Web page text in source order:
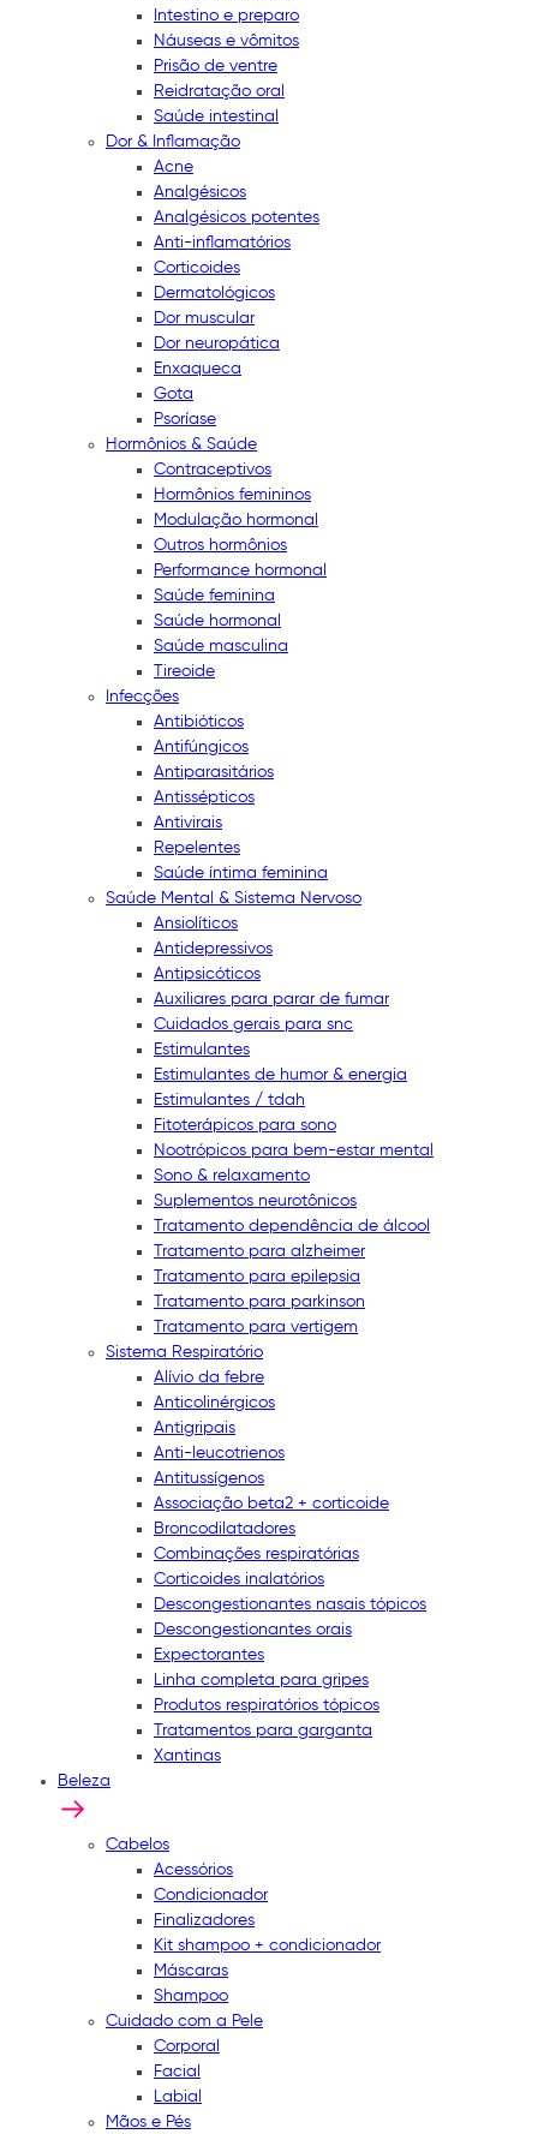
Intestino e preparo
Náuseas e vômitos
Prisão de ventre
Reidratação oral
Saúde intestinal
Dor & Inflamação
Acne
Analgésicos
Analgésicos potentes
Anti-inflamatórios
Corticoides
Dermatológicos
Dor muscular
Dor neuropática
Enxaqueca
Gota
Psoríase
Hormônios & Saúde
Contraceptivos
Hormônios femininos
Modulação hormonal
Outros hormônios
Performance hormonal
Saúde feminina
Saúde hormonal
Saúde masculina
Tireoide
Infecções
Antibióticos
Antifúngicos
Antiparasitários
Antissépticos
Antivirais
Repelentes
Saúde íntima feminina
Saúde Mental & Sistema Nervoso
Ansiolíticos
Antidepressivos
Antipsicóticos
Auxiliares para parar de fumar
Cuidados gerais para snc
Estimulantes
Estimulantes de humor & energia
Estimulantes / tdah
Fitoterápicos para sono
Nootrópicos para bem-estar mental
Sono & relaxamento
Suplementos neurotônicos
Tratamento dependência de álcool
Tratamento para alzheimer
Tratamento para epilepsia
Tratamento para parkinson
Tratamento para vertigem
Sistema Respiratório
Alívio da febre
Anticolinérgicos
Antigripais
Anti-leucotrienos
Antitussígenos
Associação beta2 + corticoide
Broncodilatadores
Combinações respiratórias
Corticoides inalatórios
Descongestionantes nasais tópicos
Descongestionantes orais
Expectorantes
Linha completa para gripes
Produtos respiratórios tópicos
Tratamentos para garganta
Xantinas
Beleza
Cabelos
Acessórios
Condicionador
Finalizadores
Kit shampoo + condicionador
Máscaras
Shampoo
Cuidado com a Pele
Corporal
Facial
Labial
Mãos e Pés